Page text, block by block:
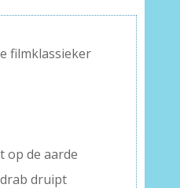
filmklassieker
op de aarde
druipt